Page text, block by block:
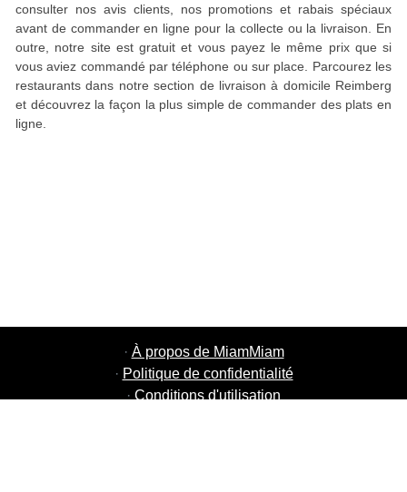
consulter nos avis clients, nos promotions et rabais spéciaux
avant de commander en ligne pour la collecte ou la livraison. En
outre, notre site est gratuit et vous payez le même prix que si
vous aviez commandé par téléphone ou sur place. Parcourez les
restaurants dans notre section de livraison à domicile Reimberg
et découvrez la façon la plus simple de commander des plats en
ligne.
· À propos de MiamMiam
· Politique de confidentialité
· Conditions d'utilisation